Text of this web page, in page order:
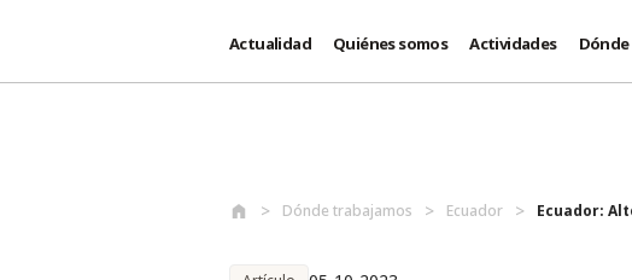
Actualidad Quiénes somos Actividades
Dónde trabajamos Ecuador Ecuador: